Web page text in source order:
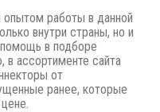
работы в данной
внутри страны, но и
в подборе
ассортименте сайта
от
ранее, которые